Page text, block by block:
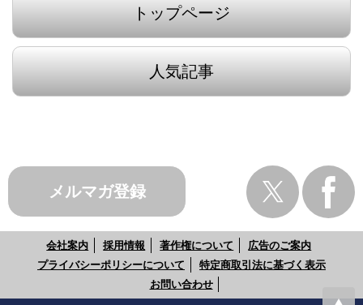
トップページ
人気記事
メルマガ登録
会社案内 採用情報 著作権について
広告のご案内
プライバシーポリシーについて
特定商取引法に基づく表示
お問い合わせ